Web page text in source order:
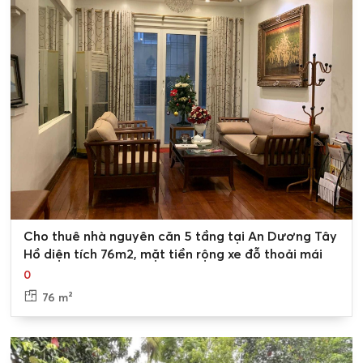
- Bất động sảncho thuê nhà đất An Dươngthường nằm
ngay mặt đường, là sự lựa chọn lý tưởng để vận hành
kinh doanh.
- Cho thuê nhà đất An Dương mang đến môi trường
sống an lành, gần kề nhiều tiện ích sinh hoạt, tạo điều
kiện thuận lợi cho cuộc sống tiện nghi.
Lợi ích khi thuê nhà đất An Dương:
- Hỗ trợ tìm kiếm không gian sống tiện nghi hoặc môi
trường kinh doanh thuận lợi cho khách hàng.
- Tạo nguồn thu nhập hiệu quả và ổn định cho chủ sở hữu.
- Cho thuê nhà đất thổ cư An Dương mang lại nguồn thu
nhập bền vững qua thời gian.
nhà cho thuê An Dương
Cho thuê nhà nguyên căn 5 tầng tại An Dương Tây
Hồ diện tích 76m2, mặt tiền rộng xe đỗ thoải mái
0
76 m²